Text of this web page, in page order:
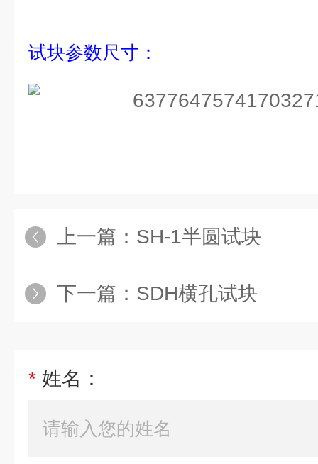
试块参数尺寸：
上一篇： SH-1半圆试块
下一篇： SDH横孔试块
* 姓名：